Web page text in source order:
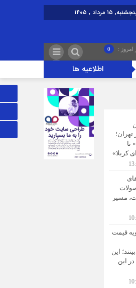
۱۵ مرداد , ۱۴۰۵
امروز : 0
اطلاعیه ها
حال‌وهوای کربلا»
تهران؛
تا
کربلا»
مسیر
قیمت
این
این